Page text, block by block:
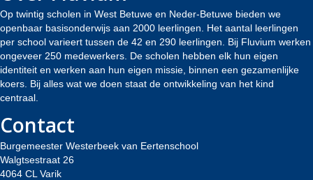
Op twintig scholen in West Betuwe en Neder-Betuwe bieden we
openbaar basisonderwijs aan 2000 leerlingen. Het aantal leerlingen
per school varieert tussen de 42 en 290 leerlingen. Bij Fluvium werken
ongeveer 250 medewerkers. De scholen hebben elk hun eigen
identiteit en werken aan hun eigen missie, binnen een gezamenlijke
koers. Bij alles wat we doen staat de ontwikkeling van het kind
centraal.
Contact
Burgemeester Westerbeek van Eertenschool
Walgtsestraat 26
4064 CL Varik